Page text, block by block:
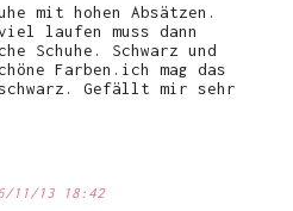
mit hohen Absätzen.
laufen muss dann
Schuhe. Schwarz und
Farben.ich mag das
Gefällt mir sehr
11/13 18:42